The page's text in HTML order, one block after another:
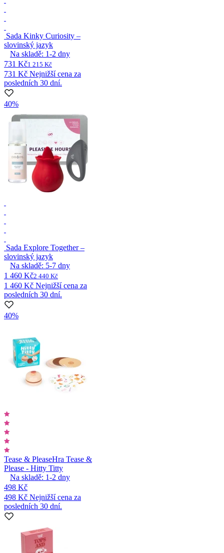
Sada Kinky Curiosity –
slovinský jazyk
Na skladě: 1-2 dny
731 Kč1 215 Kč
731 Kč Nejnižší cena za
posledních 30 dní.
40%
Sada Explore Together –
slovinský jazyk
Na skladě: 5-7 dny
1 460 Kč2 440 Kč
1 460 Kč Nejnižší cena za
posledních 30 dní.
40%
Tease & PleaseHra Tease &
Please - Hitty Titty
Na skladě: 1-2 dny
498 Kč
498 Kč Nejnižší cena za
posledních 30 dní.